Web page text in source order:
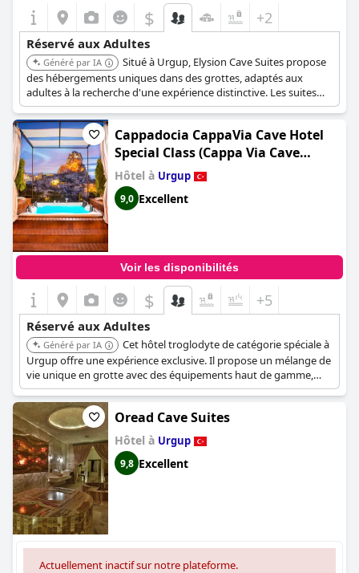
$ +2
Réservé aux Adultes
Généré par IA
Situé à Urgup, Elysion Cave Suites propose
des hébergements uniques dans des grottes, adaptés aux
adultes à la recherche d'une expérience distinctive. Les suites
allient architecture traditionnelle et confort moderne.
Cappadocia CappaVia Cave Hotel
Special Class (Cappa Via Cave
Hotel)
Hôtel à Urgup
9,0 Excellent
Voir les disponibilités
$ +5
Réservé aux Adultes
Généré par IA
Cet hôtel troglodyte de catégorie spéciale à
Urgup offre une expérience exclusive. Il propose un mélange de
vie unique en grotte avec des équipements haut de gamme,
garantissant une retraite tranquille.
Oread Cave Suites
Hôtel à Urgup
9,8 Excellent
Actuellement inactif sur notre plateforme.